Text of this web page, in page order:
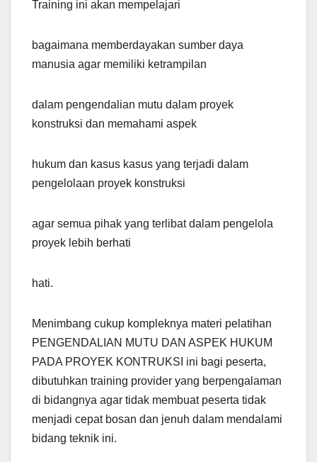
Training ini akan mempelajari
bagaimana memberdayakan sumber daya
manusia agar memiliki ketrampilan
dalam pengendalian mutu dalam proyek
konstruksi dan memahami aspek
hukum dan kasus kasus yang terjadi dalam
pengelolaan proyek konstruksi
agar semua pihak yang terlibat dalam pengelola
proyek lebih berhati
hati.
Menimbang cukup kompleknya materi pelatihan
PENGENDALIAN MUTU DAN ASPEK HUKUM
PADA PROYEK KONTRUKSI ini bagi peserta,
dibutuhkan training provider yang berpengalaman
di bidangnya agar tidak membuat peserta tidak
menjadi cepat bosan dan jenuh dalam mendalami
bidang teknik ini.